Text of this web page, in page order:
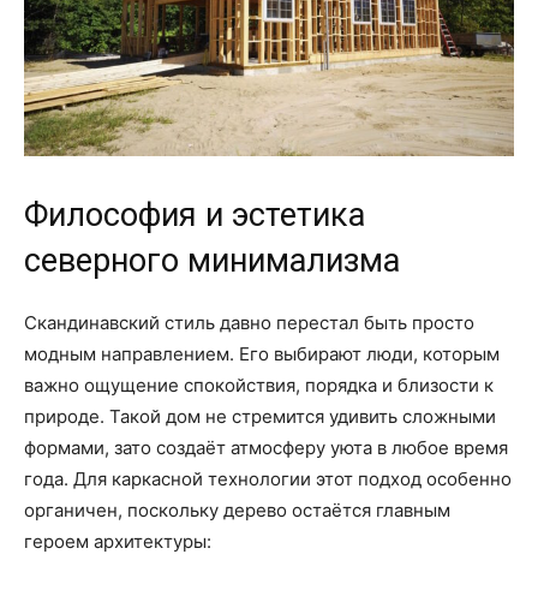
Философия и эстетика
северного минимализма
Скандинавский стиль давно перестал быть просто
модным направлением. Его выбирают люди, которым
важно ощущение спокойствия, порядка и близости к
природе. Такой дом не стремится удивить сложными
формами, зато создаёт атмосферу уюта в любое время
года. Для каркасной технологии этот подход особенно
органичен, поскольку дерево остаётся главным
героем архитектуры: